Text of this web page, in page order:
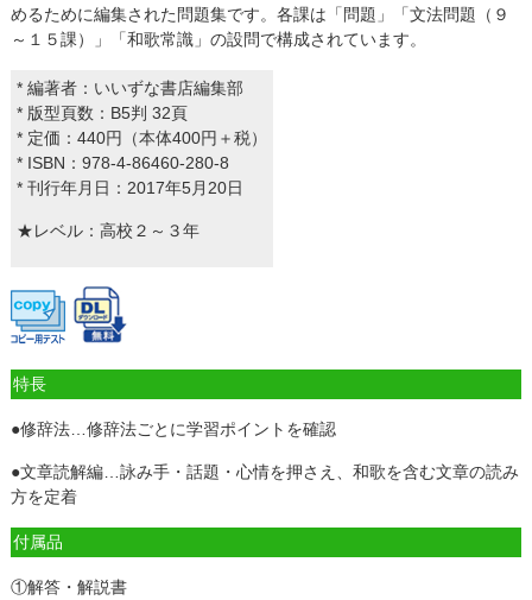
めるために編集された問題集です。各課は「問題」「文法問題（９
～１５課）」「和歌常識」の設問で構成されています。
* 編著者：いいずな書店編集部
* 版型頁数：B5判 32頁
* 定価：440円（本体400円＋税）
* ISBN：978-4-86460-280-8
* 刊行年月日：2017年5月20日
★レベル：高校２～３年
特長
●修辞法…修辞法ごとに学習ポイントを確認
●文章読解編…詠み手・話題・心情を押さえ、和歌を含む文章の読み
方を定着
付属品
①解答・解説書